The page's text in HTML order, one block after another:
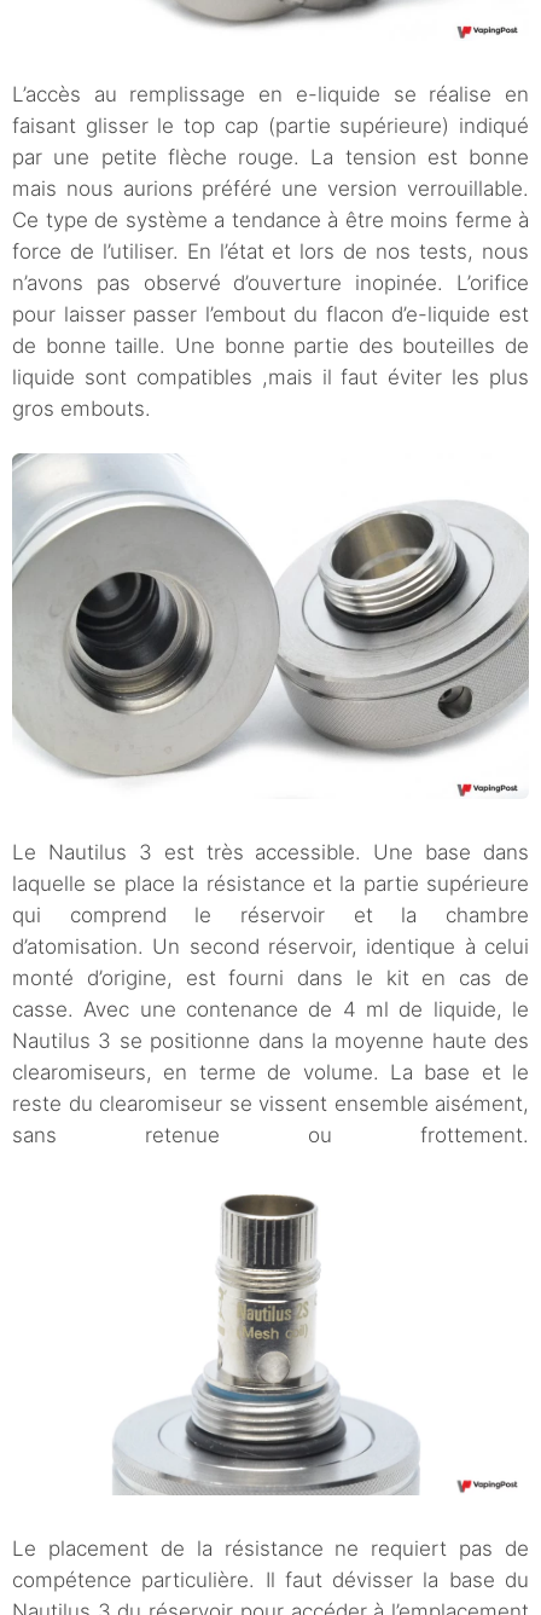
L’accès au remplissage en e-liquide se réalise en
faisant glisser le top cap (partie supérieure) indiqué
par une petite flèche rouge. La tension est bonne
mais nous aurions préféré une version verrouillable.
Ce type de système a tendance à être moins ferme à
force de l’utiliser. En l’état et lors de nos tests, nous
n’avons pas observé d’ouverture inopinée. L’orifice
pour laisser passer l’embout du flacon d’e-liquide est
de bonne taille. Une bonne partie des bouteilles de
liquide sont compatibles ,mais il faut éviter les plus
gros embouts.
Le Nautilus 3 est très accessible. Une base dans
laquelle se place la résistance et la partie supérieure
qui comprend le réservoir et la chambre
d’atomisation. Un second réservoir, identique à celui
monté d’origine, est fourni dans le kit en cas de
casse. Avec une contenance de 4 ml de liquide, le
Nautilus 3 se positionne dans la moyenne haute des
clearomiseurs, en terme de volume. La base et le
reste du clearomiseur se vissent ensemble aisément,
sans retenue ou frottement.
Le placement de la résistance ne requiert pas de
compétence particulière. Il faut dévisser la base du